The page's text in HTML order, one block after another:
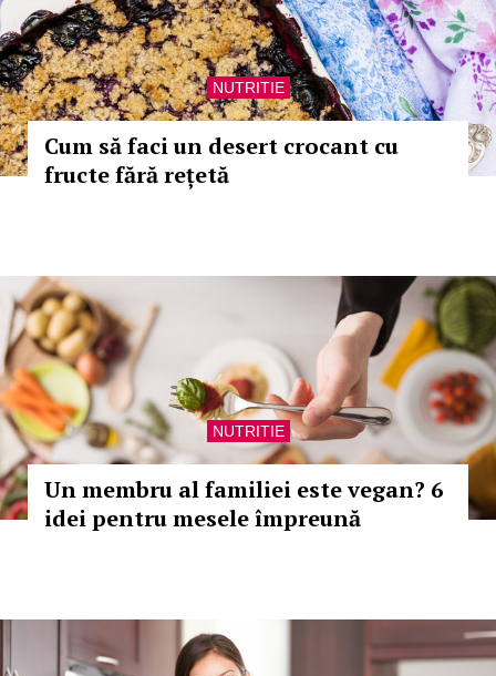
NUTRITIE
Cum să faci un desert crocant cu
fructe fără rețetă
NUTRITIE
Un membru al familiei este vegan? 6
idei pentru mesele împreună